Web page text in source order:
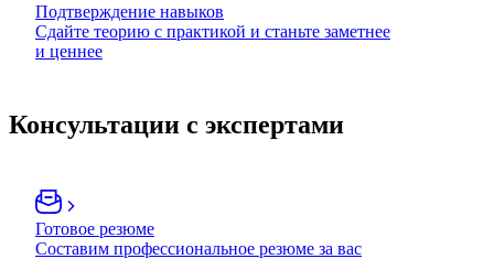
Подтверждение навыков
Сдайте теорию с практикой и станьте заметнее
и ценнее
Консультации с экспертами
Готовое резюме
Составим профессиональное резюме за вас